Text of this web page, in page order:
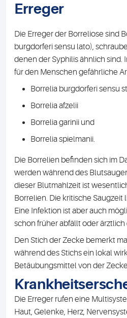
Erreger
Die Erreger der Borreliose sind
burgdorferi sensu lato),
denen der Syphilis ähnlich sind.
für den Menschen gefährliche
Borrelia burgdorferi sensu
Borrelia afzelii
Borrelia garinii und
Borrelia spielmanii.
Die Borrelien befinden sich im
werden während des
dieser Blutmahlzeit ist
Borrelien. Die kritische Saugzeit
Eine Infektion ist aber auch
schon früher abfällt oder
Den Stich der Zecke bemerkt
während des Stichs ein lokal
Betäubungsmittel von der
Die Erreger rufen eine
Haut, Gelenke, Herz,